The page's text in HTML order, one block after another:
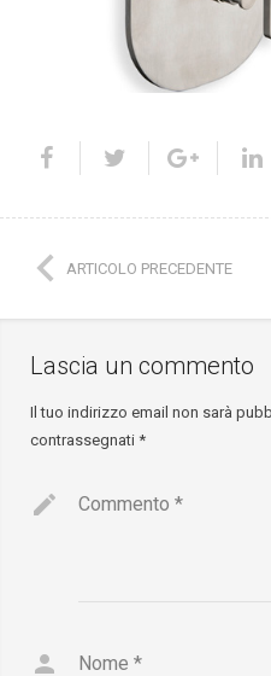
ARTICOLO PRECEDENTE
Lascia un commento
Il tuo indirizzo email non sarà
contrassegnati *
Commento *
Nome *